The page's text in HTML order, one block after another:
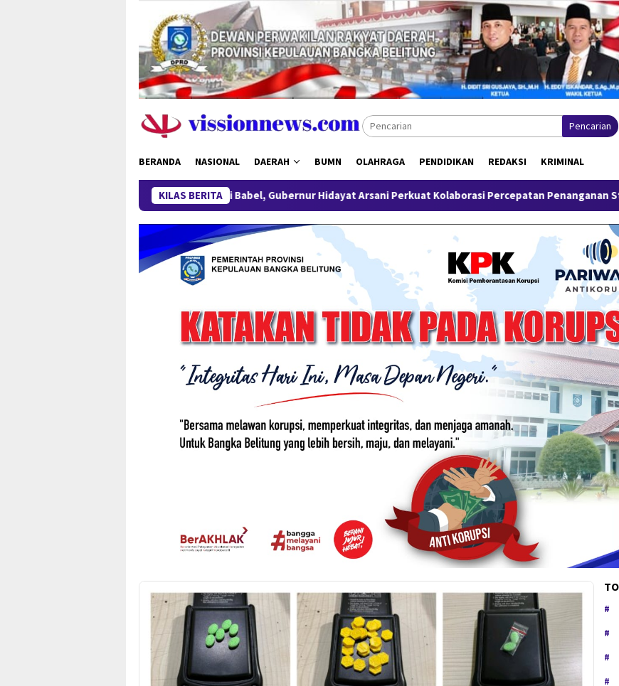
konten
Pencarian
BERANDA NASIONAL DAERAH BUMN OLAHRAGA PENDIDIKAN REDAKSI KRIMINAL
KILAS BERITA
Wihaji Kunjungi Babel, Gubernur Hidayat Arsani Perkuat Kolaborasi Percepatan Penanganan Stunting 20